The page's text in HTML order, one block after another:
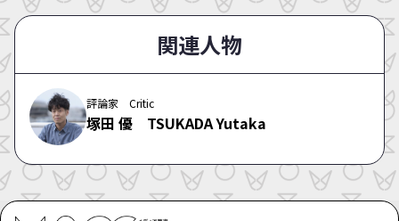
関連人物
評論家 Critic
塚田 優 TSUKADA Yutaka